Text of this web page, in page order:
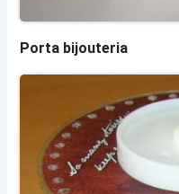
Porta bijouteria